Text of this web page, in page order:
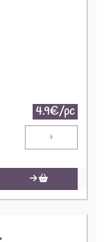
4.9€/pc
+